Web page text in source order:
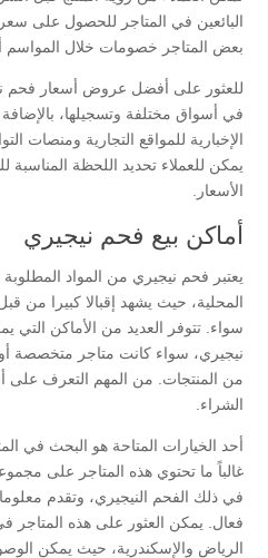
البائعين في المتاجر للحصول على
بعض المتاجر خصومات خلال المواسم
للعثور على أفضل عروض أسعار فحم
في أسواق مختلفة وتسجيلها،
الإخبارية للمواقع التجارية ومنصات
يمكن للعملاء تحديد اللحظة
الأسعار.
أماكن بيع فحم نيجيري
يعتبر فحم نيجيري من المواد
المحلية، حيث يشهد إقبالا كبيرا من
سواء. تتوفر العديد من الأماكن التي
نيجيري، سواء كانت متاجر متخصصة
من المنتجات. من المهم التعرف على
الشراء.
أحد الخيارات المتاحة هو البحث في
غالباً ما تحتوي هذه المتاجر على
في ذلك الفحم النيجيري، وتقدم
فعال. يمكن العثور على هذه المتاجر
الرياض والإسكندرية، حيث يمكن